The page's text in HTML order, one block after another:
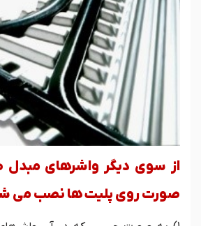
از سوی دیگر واشرهای
صورت روی پلیت ها نصب می